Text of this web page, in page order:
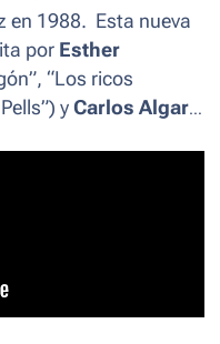
en 1988. Esta nueva
por Esther
“Los ricos
y Carlos Algara